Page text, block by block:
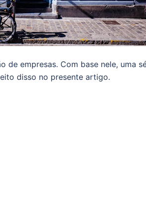
empresas. Com base nele, uma
disso no presente artigo.